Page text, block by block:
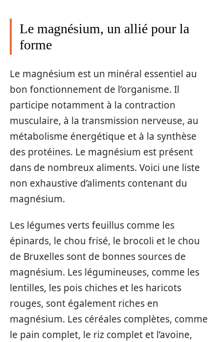
Le magnésium, un allié pour la
forme
Le magnésium est un minéral essentiel au
bon fonctionnement de l’organisme. Il
participe notamment à la contraction
musculaire, à la transmission nerveuse, au
métabolisme énergétique et à la synthèse
des protéines. Le magnésium est présent
dans de nombreux aliments. Voici une liste
non exhaustive d’aliments contenant du
magnésium.
Les légumes verts feuillus comme les
épinards, le chou frisé, le brocoli et le chou
de Bruxelles sont de bonnes sources de
magnésium. Les légumineuses, comme les
lentilles, les pois chiches et les haricots
rouges, sont également riches en
magnésium. Les céréales complètes, comme
le pain complet, le riz complet et l’avoine,